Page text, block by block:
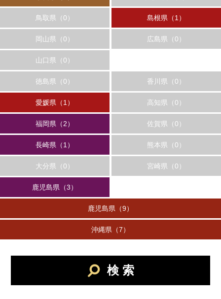
鳥取県（0） 島根県（1）
岡山県（0） 広島県（0）
山口県（0）
徳島県（0） 香川県（0）
愛媛県（1） 高知県（0）
福岡県（2） 佐賀県（0）
長崎県（1） 熊本県（0）
大分県（0） 宮崎県（0）
鹿児島県（3）
鹿児島県（9）
沖縄県（7）
検 索